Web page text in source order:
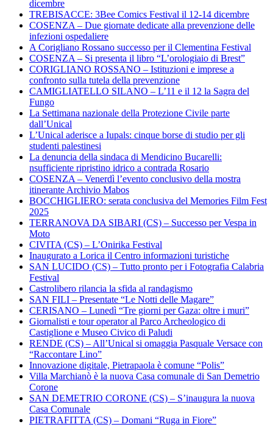
dicembre
TREBISACCE: 3Bee Comics Festival il 12-14 dicembre
COSENZA – Due giornate dedicate alla prevenzione delle
infezioni ospedaliere
A Corigliano Rossano successo per il Clementina Festival
COSENZA – Si presenta il libro “L’orologiaio di Brest”
CORIGLIANO ROSSANO – Istituzioni e imprese a
confronto sulla tutela della prevenzione
CAMIGLIATELLO SILANO – L’11 e il 12 la Sagra del
Fungo
La Settimana nazionale della Protezione Civile parte
dall’Unical
L’Unical aderisce a Iupals: cinque borse di studio per gli
studenti palestinesi
La denuncia della sindaca di Mendicino Bucarelli:
nsufficiente ripristino idrico a contrada Rosario
COSENZA – Venerdì l’evento conclusivo della mostra
itinerante Archivio Mabos
BOCCHIGLIERO: serata conclusiva del Memories Film Fest
2025
TERRANOVA DA SIBARI (CS) – Successo per Vespa in
Moto
CIVITA (CS) – L’Onirika Festival
Inaugurato a Lorica il Centro informazioni turistiche
SAN LUCIDO (CS) – Tutto pronto per i Fotografia Calabria
Festival
Castrolibero rilancia la sfida al randagismo
SAN FILI – Presentate “Le Notti delle Magare”
CERISANO – Lunedì “Tre giorni per Gaza: oltre i muri”
Giornalisti e tour operator al Parco Archeologico di
Castiglione e Museo Civico di Paludi
RENDE (CS) – All’Unical si omaggia Pasquale Versace con
“Raccontare Lino”
Innovazione digitale, Pietrapaola è comune “Polis”
Villa Marchianò è la nuova Casa comunale di San Demetrio
Corone
SAN DEMETRIO CORONE (CS) – S’inaugura la nuova
Casa Comunale
PIETRAFITTA (CS) – Domani “Ruga in Fiore”